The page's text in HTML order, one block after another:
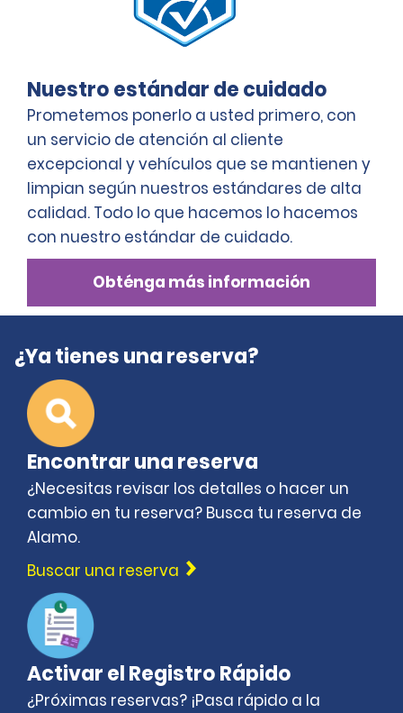
Nuestro estándar de cuidado
Prometemos ponerlo a usted primero, con
un servicio de atención al cliente
excepcional y vehículos que se mantienen y
limpian según nuestros estándares de alta
calidad. Todo lo que hacemos lo hacemos
con nuestro estándar de cuidado.
Obténga más información
¿Ya tienes una reserva?
Encontrar una reserva
¿Necesitas revisar los detalles o hacer un
cambio en tu reserva? Busca tu reserva de
Alamo.
Buscar una reserva
Activar el Registro Rápido
¿Próximas reservas? ¡Pasa rápido a la